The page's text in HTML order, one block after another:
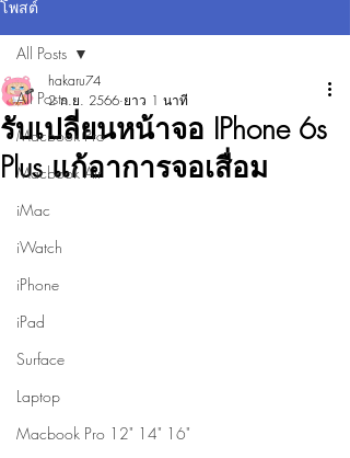
โพสต์
All Posts
Macbook Pro
Macbook Air
iMac
iWatch
iPhone
iPad
Surface
Laptop
Macbook Pro 12" 14" 16"
All Posts
รับเปลี่ยนหน้าจอ IPhone 6s
Plus แก้อาการจอเสื่อม
hakaru74
2 ก.ย. 2566 ยาว 1 นาที